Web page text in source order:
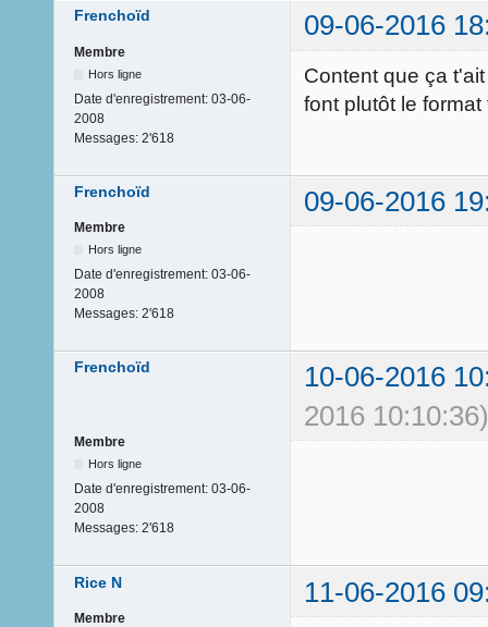
Frenchoïd 09-06-2016
Membre
Hors ligne
Date d'enregistrement: 03-06-
2008
Messages: 2'618
Content que ça
font plutôt le
Frenchoïd 09-06-2016
Membre
Hors ligne
Date d'enregistrement: 03-06-
2008
Messages: 2'618
Frenchoïd
10-06-2016
2016 10:10:36)
Membre
Hors ligne
Date d'enregistrement: 03-06-
2008
Messages: 2'618
Rice N 11-06-2016
Membre